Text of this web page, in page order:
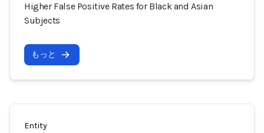
Higher False Positive Rates for Black and Asian
Subjects
もっと
Entity